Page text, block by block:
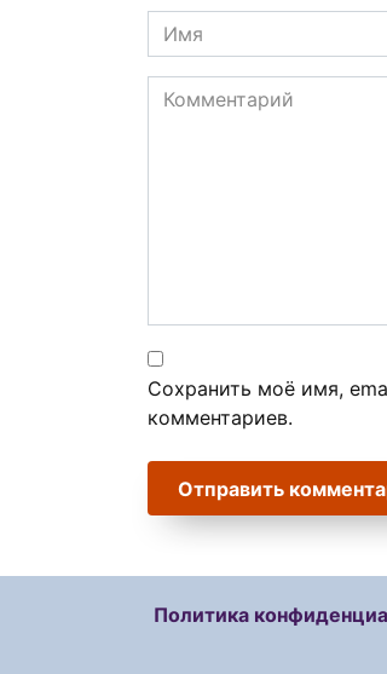
Имя
*
Комментарий
Сохранить моё имя,
комментариев.
Политика